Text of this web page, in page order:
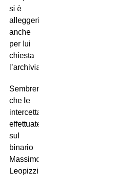
si è
alleggerita;
anche
per lui
chiesta
l’archiviazione.
Sembrerebbe
che le
intercettazioni
effettuate
sul
binario
Massimo
Leopizzi-